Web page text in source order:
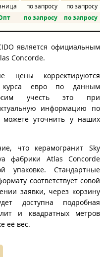
по запросу
по запросу
по запросу по запросу
является официальным
Concorde.
цены корректируются
евро по данным
учесть это при
информацию по
уточнить у наших
что керамогранит Sky
фабрики Atlas Concorde
упаковке. Стандартные
соответствует совой
заявки, через корзину
доступна подробная
и квадратных метров
её вес.